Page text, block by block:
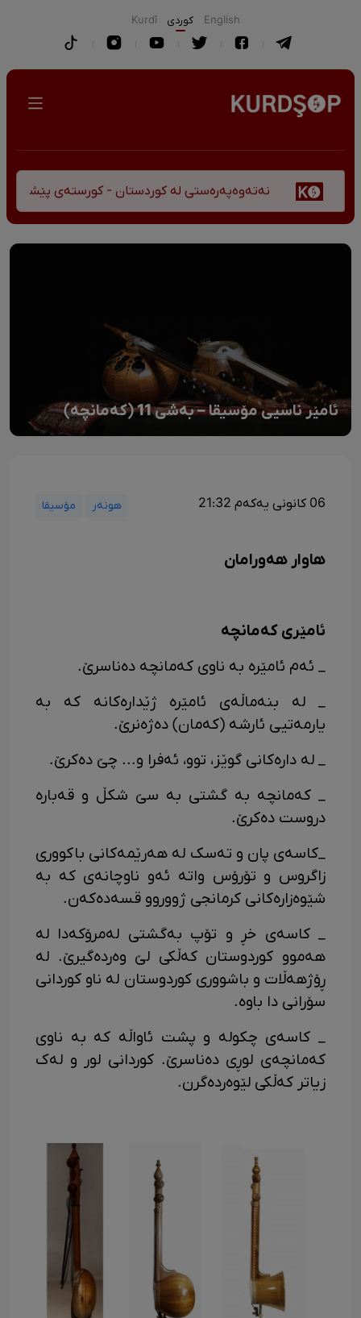
English كوردی Kurdî
نەتەوەپەرەستی لە کوردستان - کورستەی پێشڤەچوونی
ئامێر ناسیی مۆسیقا – بەشی 11 (کەمانچە)
06 کانونی یەکەم 21:32 هونەر مۆسیقا
هاوار هەورامان
ئامێری که‌مانچه
_ ئه‌م ئامێره به ناوی که‌مانچه ده‌ناسرێ.
_ له بنه‌ماڵه‌ی ئامێره ژێداره‌کانه که به
یارمه‌تیی ئارشه (که‌مان) ده‌ژه‌نرێ.
_ له داره‌کانی گوێز، توو، ئه‌فرا و... چێ ده‌کرێ.
_ که‌مانچه‌ به گشتی به سێ شکڵ و قه‌باره‌
دروست ده‌کرێ.
_کاسه‌ی پان و ته‌سک له هه‌‌رێمه‌کانی باکووری
زاگروس و تۆرۆس واته ئه‌و ناوچانه‌ی که به
شێوه‌زاره‌کانی کرمانجی ژووروو قسه‌ده‌که‌ن.
_ کاسه‌ی خڕ و تۆپ به‌گشتی له‌مرۆکه‌دا له
هه‌موو کوردوستان که‌ڵکی لێ وه‌رده‌گیرێ. له
ڕۆژهه‌ڵات و باشووری کوردوستان له ناو کوردانی
سۆرانی دا باوه.
_ کاسه‌ی چکوله و پشت ئاواڵه که به ناوی
که‌مانچه‌ی لوڕی ده‌ناسرێ. کوردانی لور و له‌ک
زیاتر کەڵکی لێوه‌رده‌گرن.